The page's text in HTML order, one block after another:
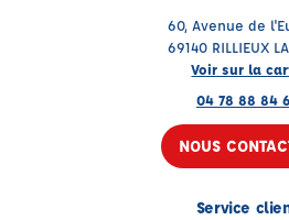
60, Avenue de
69140 RILLIEUX
Voir sur la
04 78 88 84
NOUS
Service